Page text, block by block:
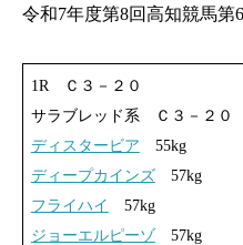
令和7年度第8回高知競馬第6
1R Ｃ３－２０
サラブレッド系 Ｃ３－２０
ディスタービア 55kg
ディープカインズ57kg
フライハイ
57kg
ジョーエルピーゾ 57kg